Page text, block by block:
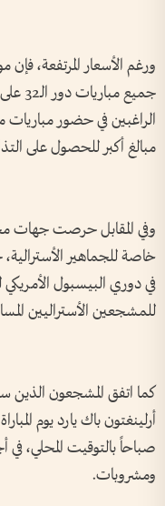
ورغم الأسعار المرتفعة،
جميع
الراغبين في حضور مباريات
مبالغ أكبر للحصول على
وفي المقابل حرصت جهات
خاصة للجماهير
في دوري البيسبول
للمشجعين الأستراليين
كما اتفق المشجعون الذين
أرلينغتون باك يارد يوم
صباحاً بالتوقيت المحلي، في
ومشروبات.